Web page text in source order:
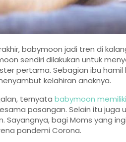
babymoon jadi tren di
sendiri dilakukan untuk
pertama. Sebagian ibu
kelahiran anaknya.
ternyata babymoon
pasangan. Selain itu juga
Sayangnya, bagi Moms yang
pandemi Corona.